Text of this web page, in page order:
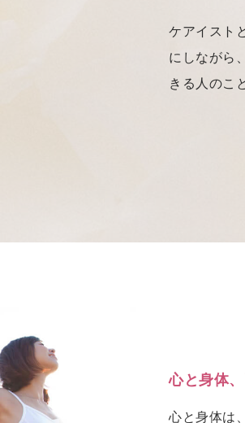
ケアイスト
にしながら
きる人のこ
心と身体
心と身体は